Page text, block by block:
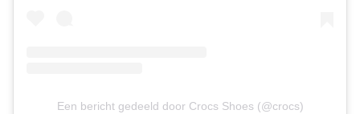
Een bericht gedeeld door Crocs Shoes (@crocs)